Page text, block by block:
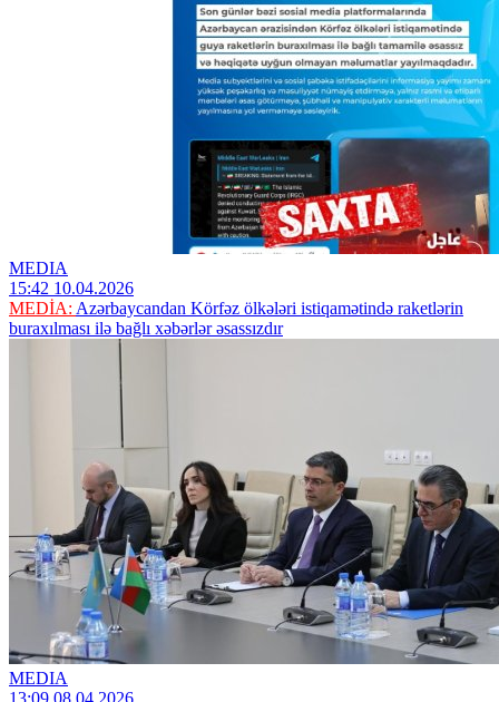
MEDIA
15:42 10.04.2026
MEDİA: Azərbaycandan Körfəz ölkələri istiqamətində raketlərin
buraxılması ilə bağlı xəbərlər əsassızdır
MEDIA
13:09 08.04.2026